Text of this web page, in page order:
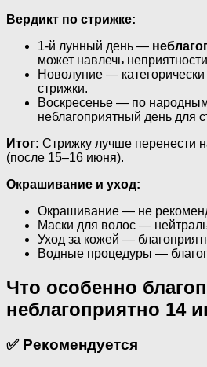
Вердикт по стрижке:
1-й лунный день —
может навлечь
Новолуние —
стрижки.
Воскресенье — по
неблагоприятный день для
Итог: Стрижку лучше перенести
(после 15–16 июня).
Окрашивание и уход:
Окрашивание — не
Маски для волос —
Уход за кожей —
Водные процедуры —
Что особенно
неблагоприятно 14
✅ Рекомендуется